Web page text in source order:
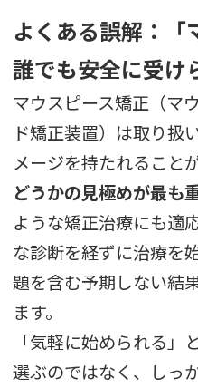
よくある誤解：「
誰でも安全に受け
マウスピース矯正（マ
ド矯正装置）は取り扱
メージを持たれること
どうかの見極めが最も
ような矯正治療にも適
な診断を経ずに治療を
題を含む予期しない結
ます。
「気軽に始められる」
選ぶのではなく、しっ